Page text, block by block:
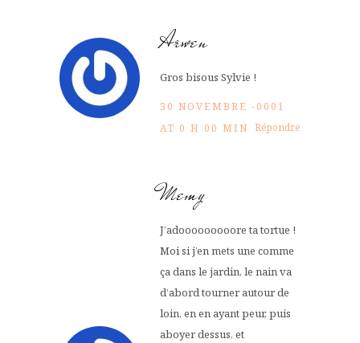
Arwen
Gros bisous Sylvie !
30 NOVEMBRE -0001
AT 0 H 00 MIN Répondre
Memy
J’adooooooooore ta tortue !
Moi si j’en mets une comme
ça dans le jardin, le nain va
d’abord tourner autour de
loin, en en ayant peur, puis
aboyer dessus, et